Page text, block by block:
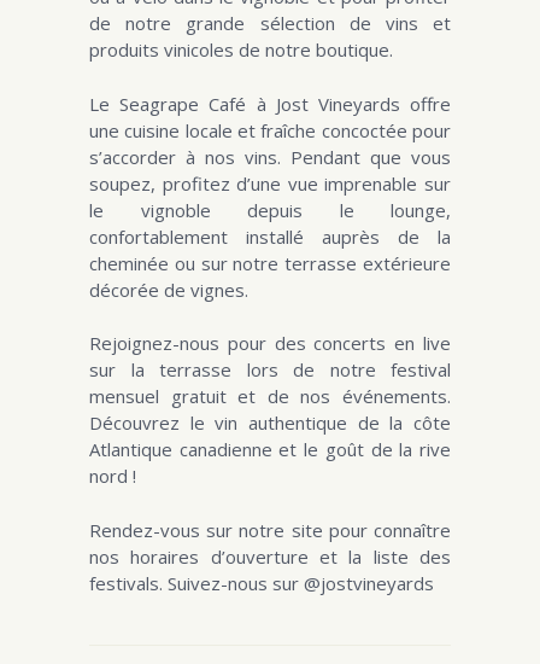
de notre grande sélection de vins et
produits vinicoles de notre boutique.
Le Seagrape Café à Jost Vineyards offre
une cuisine locale et fraîche concoctée pour
s’accorder à nos vins. Pendant que vous
soupez, profitez d’une vue imprenable sur
le vignoble depuis le lounge,
confortablement installé auprès de la
cheminée ou sur notre terrasse extérieure
décorée de vignes.
Rejoignez-nous pour des concerts en live
sur la terrasse lors de notre festival
mensuel gratuit et de nos événements.
Découvrez le vin authentique de la côte
Atlantique canadienne et le goût de la rive
nord !
Rendez-vous sur notre site pour connaître
nos horaires d’ouverture et la liste des
festivals. Suivez-nous sur @jostvineyards